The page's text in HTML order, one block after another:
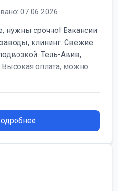
07.06.2026
нужны срочно! Вакансии
клининг. Свежие
Тель-Авив,
оплата, можно